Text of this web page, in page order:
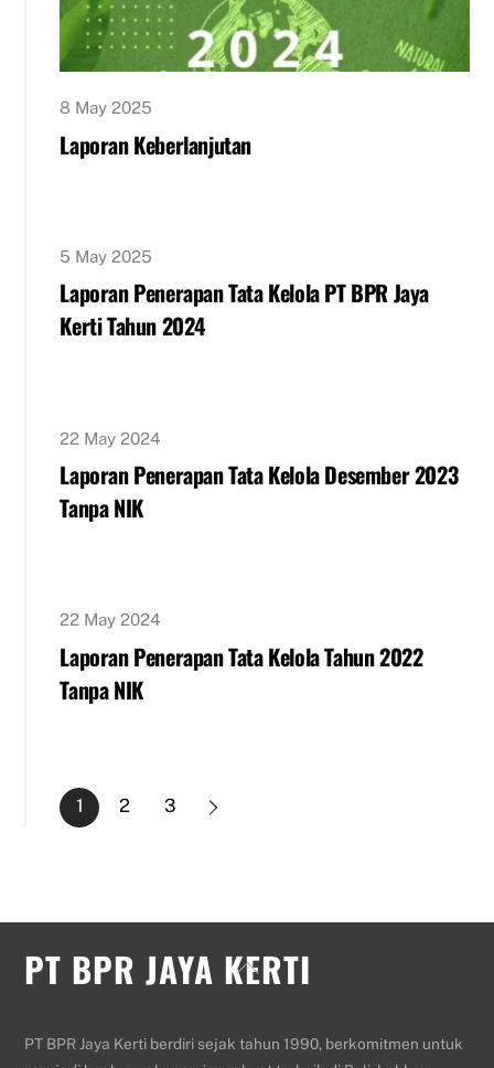
8 May 2025
Laporan Keberlanjutan
5 May 2025
Laporan Penerapan Tata Kelola PT BPR Jaya
Kerti Tahun 2024
22 May 2024
Laporan Penerapan Tata Kelola Desember 2023
Tanpa NIK
22 May 2024
Laporan Penerapan Tata Kelola Tahun 2022
Tanpa NIK
1 2 3
Back
PT BPR JAYA KERTI
PT BPR Jaya Kerti berdiri sejak tahun 1990, berkomitmen untuk